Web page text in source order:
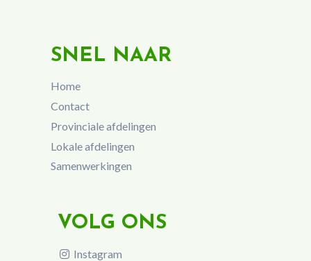
SNEL NAAR
Home
Contact
Provinciale afdelingen
Lokale afdelingen
Samenwerkingen
VOLG ONS
Instagram